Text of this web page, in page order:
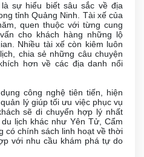
sự hiểu biết sâu sắc về địa
tỉnh Quảng Ninh. Tài xế của
quen thuộc với từng cung
cho khách hàng những lộ
Nhiều tài xế còn kiêm luôn
chia sẻ những câu chuyện
hơn về các địa danh nổi
công nghệ tiên tiến, hiện
lý giúp tối ưu việc phục vụ
sẽ di chuyển hợp lý nhất
lịch khác như Yên Tử, Cẩm
có chính sách linh hoạt về thời
với nhu cầu khám phá tự do